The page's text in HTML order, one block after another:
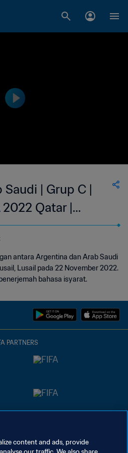
| Grup C |
2022 Qatar |
(Bahasa
antara Argentina dan Arab Saudi
Lusail pada 22 November 2022.
bahasa isyarat.
PARTNERS
content and ads, provide